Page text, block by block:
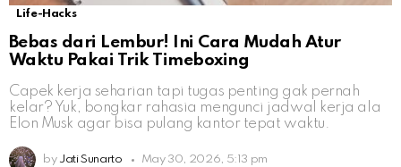
Life-Hacks
Bebas dari Lembur! Ini Cara Mudah Atur
Waktu Pakai Trik Timeboxing
Capek kerja seharian tapi tugas penting gak pernah
kelar? Yuk, bongkar rahasia mengunci jadwal kerja ala
Elon Musk agar bisa pulang kantor tepat waktu.
by Jati Sunarto May 30, 2026, 5:13 pm